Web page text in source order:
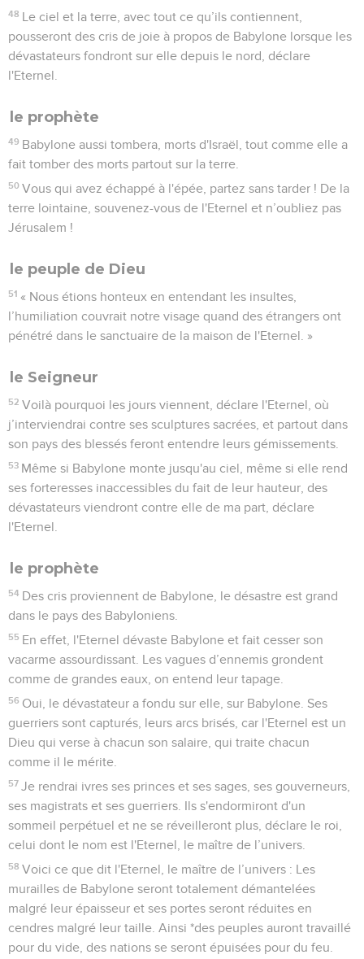
48 Le ciel et la terre, avec tout ce qu’ils contiennent,
pousseront des cris de joie à propos de Babylone lorsque les
dévastateurs fondront sur elle depuis le nord, déclare
l'Eternel.
le prophète
49 Babylone aussi tombera, morts d'Israël, tout comme elle a
fait tomber des morts partout sur la terre.
50 Vous qui avez échappé à l'épée, partez sans tarder ! De la
terre lointaine, souvenez-vous de l'Eternel et n’oubliez pas
Jérusalem !
le peuple de Dieu
51 « Nous étions honteux en entendant les insultes,
l’humiliation couvrait notre visage quand des étrangers ont
pénétré dans le sanctuaire de la maison de l'Eternel. »
le Seigneur
52 Voilà pourquoi les jours viennent, déclare l'Eternel, où
j’interviendrai contre ses sculptures sacrées, et partout dans
son pays des blessés feront entendre leurs gémissements.
53 Même si Babylone monte jusqu'au ciel, même si elle rend
ses forteresses inaccessibles du fait de leur hauteur, des
dévastateurs viendront contre elle de ma part, déclare
l'Eternel.
le prophète
54 Des cris proviennent de Babylone, le désastre est grand
dans le pays des Babyloniens.
55 En effet, l'Eternel dévaste Babylone et fait cesser son
vacarme assourdissant. Les vagues d’ennemis grondent
comme de grandes eaux, on entend leur tapage.
56 Oui, le dévastateur a fondu sur elle, sur Babylone. Ses
guerriers sont capturés, leurs arcs brisés, car l'Eternel est un
Dieu qui verse à chacun son salaire, qui traite chacun
comme il le mérite.
57 Je rendrai ivres ses princes et ses sages, ses gouverneurs,
ses magistrats et ses guerriers. Ils s'endormiront d'un
sommeil perpétuel et ne se réveilleront plus, déclare le roi,
celui dont le nom est l'Eternel, le maître de l’univers.
58 Voici ce que dit l'Eternel, le maître de l’univers : Les
murailles de Babylone seront totalement démantelées
malgré leur épaisseur et ses portes seront réduites en
cendres malgré leur taille. Ainsi *des peuples auront travaillé
pour du vide, des nations se seront épuisées pour du feu.